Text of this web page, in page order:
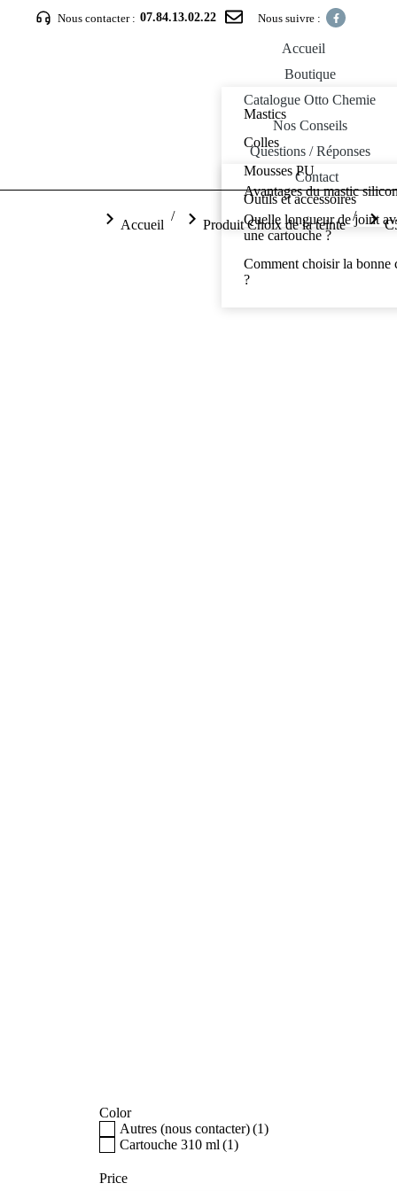
Nous contacter : 07.84.13.02.22 Nous suivre :
Accueil
Boutique
Mastics
Colles
Mousses PU
Outils et accessoires
Catalogue Otto Chemie
Nos Conseils
Questions / Réponses
Avantages du mastic
Quelle longueur de joint
une cartouche ?
Comment choisir la bonne
?
Contact
Vous êtes ici :
Accueil Produit Choix de la teinte
Color
Autres (nous contacter)(1)
Cartouche 310 ml (1)
Price